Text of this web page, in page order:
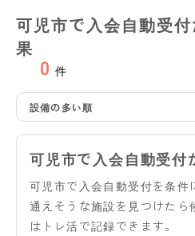
可児市で入会自動受
果
0 件
設備の多い順
可児市で入会自動受付
可児市で入会自動受付を条件
通えそうな施設を見つけたら
はトレ活で記録できます。